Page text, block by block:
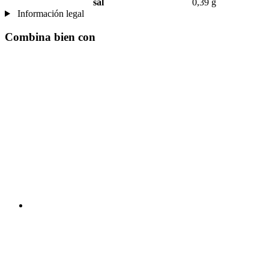
sal
0,39 g
Información legal
Combina bien con